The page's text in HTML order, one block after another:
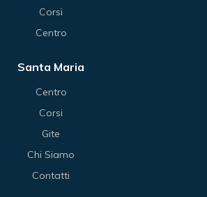
Corsi
Centro
Santa Maria
Centro
Corsi
Gite
Chi Siamo
Contatti